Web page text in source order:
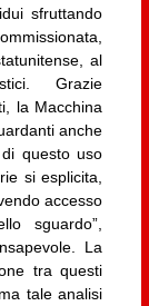
sfruttando
al
Grazie
la Macchina
anche
questo uso
si esplicita,
accesso
sguardo”,
La
tra questi
tale analisi